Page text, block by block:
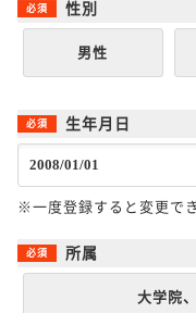
性別
男性
生年月日
※一度登録すると変更で
所属
大学院